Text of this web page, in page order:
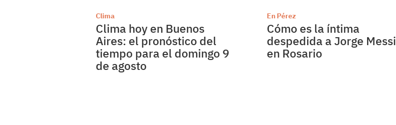
Clima
Clima hoy en Buenos
Aires: el pronóstico del
tiempo para el domingo 9
de agosto
En Pérez
Cómo es la íntima
despedida a Jorge Messi
en Rosario